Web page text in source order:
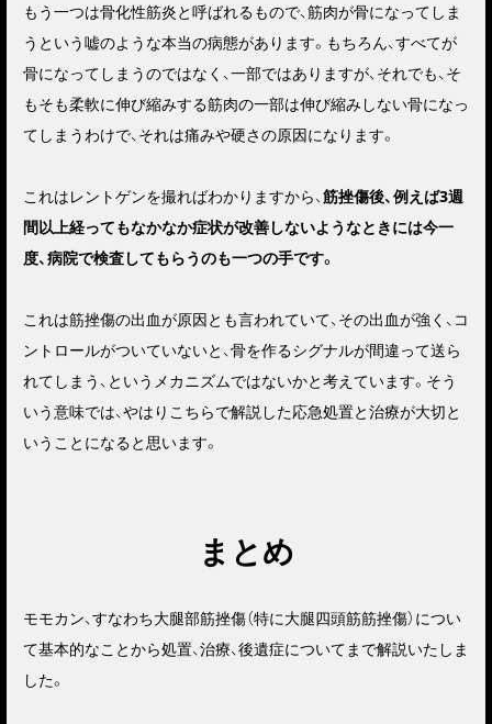
もう一つは骨化性筋炎と呼ばれるもので、筋肉が骨になってしま
う という嘘のような本当の病態があります。もちろん、すべてが
骨になってしまうのではなく、一部ではありますが、それでも、そ
もそも柔軟に伸び縮みする筋肉の一部は伸び縮みしない骨になっ
てしまうわけで、それは痛みや硬さの原因になります。
これはレントゲンを撮ればわかりますから、筋挫傷後、例えば3週
間以上経ってもなかなか症状が改善しないようなときには今一
度、病院で検査してもらうのも一つの手です。
これは筋挫傷の出血が原因とも言われていて、その出血が強く、コ
ントロールがついていないと、骨を作るシグナルが間違って送ら
れてしまう、というメカニズムではないかと考えています。そう
いう意味では、やはりこちらで解説した応急処置と治療が大切と
いうことになると思います。
まとめ
モモカン、すなわち大腿部筋挫傷（特に大腿四頭筋筋挫傷）につい
て基本的なことから処置、治療、後遺症についてまで解説いたしま
した。